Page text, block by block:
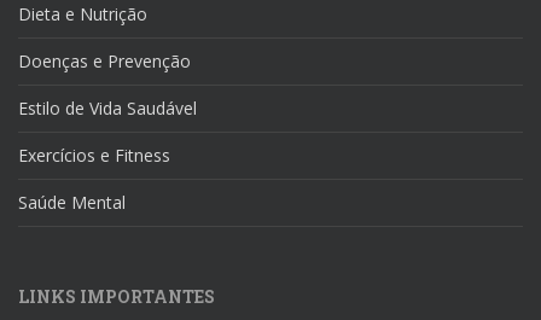
Dieta e Nutrição
Doenças e Prevenção
Estilo de Vida Saudável
Exercícios e Fitness
Saúde Mental
LINKS IMPORTANTES